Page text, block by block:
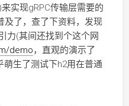
来实现gRPC传输层需要的
及了，查了下资料，发现
力(其间还找到个这个网
demo，直观的演示了
萌生了测试下h2用在普通